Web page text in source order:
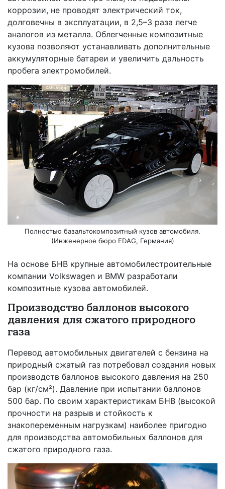
коррозии, не проводят электрический ток,
долговечны в эксплуатации, в 2,5–3 раза легче
аналогов из металла. Облегченные композитные
кузова позволяют устанавливать дополнительные
аккумуляторные батареи и увеличить дальность
пробега электромобилей.
Полностью базальтокомпозитный кузов автомобиля.
(Инженерное бюро EDAG, Германия)
На основе БНВ крупные автомобилестроительные
компании Volkswagen и BMW разработали
композитные кузова автомобилей.
Производство баллонов высокого
давления для сжатого природного
газа
Перевод автомобильных двигателей с бензина на
природный сжатый газ потребовал создания новых
производств баллонов высокого давления на 250
бар (кг/см²). Давление при испытании баллонов
500 бар. По своим характеристикам БНВ (высокой
прочности на разрыв и стойкость к
знакопеременным нагрузкам) наиболее пригодно
для производства автомобильных баллонов для
сжатого природного газа.